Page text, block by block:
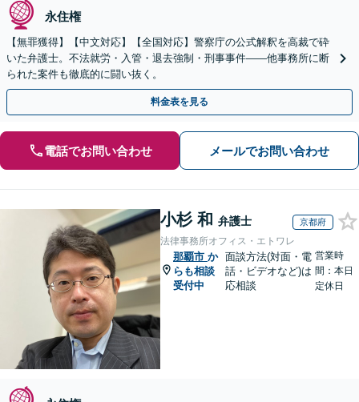
永住権
【無罪獲得】【中文対応】【全国対応】警察庁の公式解釈を高裁で砕
いた弁護士。不法就労・入管・退去強制・刑事事件——他事務所に断
られた案件も徹底的に闘い抜く。
料金表を見る
電話でお問い合わせ メールでお問い合わせ
小杉 和 弁護士 京都府
法律事務所オフィス・エトワレ
那覇市 か
らも相談
受付中
面談方法(対面・電
話・ビデオなど)は
応相談
営業時
間：本日
定休日